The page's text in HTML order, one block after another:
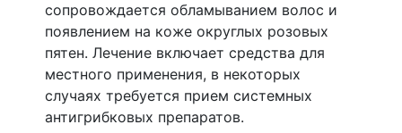
сопровождается обламыванием волос и
появлением на коже округлых розовых
пятен. Лечение включает средства для
местного применения, в некоторых
случаях требуется прием системных
антигрибковых препаратов.